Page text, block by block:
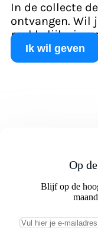
In de collecte
ontvangen. Wil
makkelijk via
Ik wil geven
Op
Blijf op de